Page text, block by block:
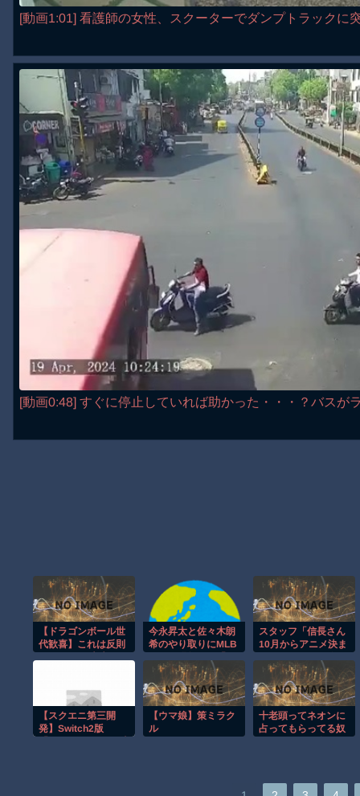
[動画1:01] 看護師の女性、スクーターでダンプトラックに
[動画0:48] すぐに停止していれば助かった・・・？バスが
【ドラゴンボール世
代歓喜】これは反則
今永昇太と佐々木朗
希のやり取りにMLB
本人選手の交流はほ
っこりするね」（海
外の反応）
スタッフ「信長さん
10月からアニメ決ま
「」
【スクエニ第三開
発】Switch2版
【ウマ娘】策ミラク
ル
十老頭ってネオンに
占ってもらってる奴